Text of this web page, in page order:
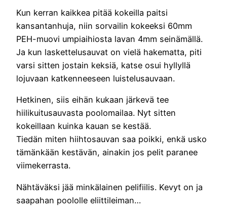
Kun kerran kaikkea pitää kokeilla paitsi
kansantanhuja, niin sorvailin kokeeksi 60mm
PEH-muovi umpiaihiosta lavan 4mm seinämällä.
Ja kun laskettelusauvat on vielä hakematta, piti
varsi sitten jostain keksiä, katse osui hyllyllä
lojuvaan katkenneeseen luistelusauvaan.
Hetkinen, siis eihän kukaan järkevä tee
hiilikuitusauvasta poolomailaa. Nyt sitten
kokeillaan kuinka kauan se kestää.
Tiedän miten hiihtosauvan saa poikki, enkä usko
tämänkään kestävän, ainakin jos pelit paranee
viimekerrasta.
Nähtäväksi jää minkälainen pelifiilis. Kevyt on ja
saapahan poololle eliittileiman…